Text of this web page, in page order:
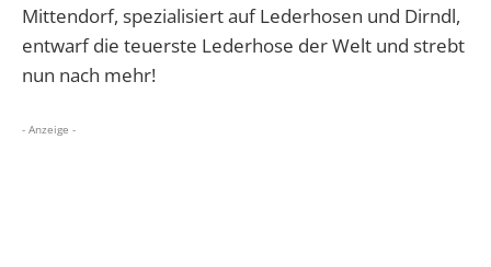
Mittendorf, spezialisiert auf Lederhosen und Dirndl,
entwarf die teuerste Lederhose der Welt und strebt
nun nach mehr!
- Anzeige -